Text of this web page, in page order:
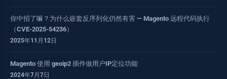
你中招了嘛？为什么嵌套反序列化仍然有害 — Magento 远程代码执行
（CVE-2025-54236）
2025年11月12日
Magento 使用 geoip2 插件做用户IP定位功能
2024年7月7日